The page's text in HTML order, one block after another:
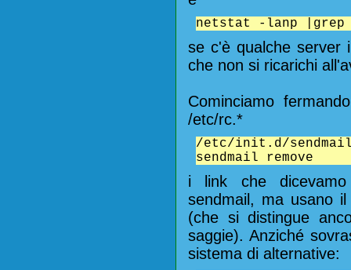
netstat -lanp |grep
se c'è qualche server
che non si ricarichi
Cominciamo
/etc/rc.*
/etc/init.d/
sendmail remove
i link che
sendmail, ma usano
(che si distingue
saggie). Anziché
sistema di alternative: